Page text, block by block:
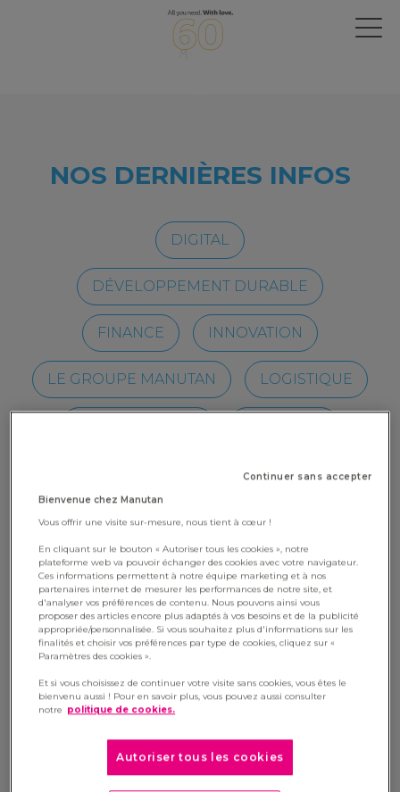
NOS DERNIÈRES INFOS
DIGITAL
DÉVELOPPEMENT DURABLE
FINANCE INNOVATION
LE GROUPE MANUTAN LOGISTIQUE
3 décembre 2018
Henri Adreit nommé Directeur de la
Transformation Digitale du groupe Manutan
Continuer sans accepter
Bienvenue chez Manutan
Vous offrir une visite sur-mesure, nous tient à cœur !
En cliquant sur le bouton « Autoriser tous les cookies », notre
plateforme web va pouvoir échanger des cookies avec votre navigateur.
Ces informations permettent à notre équipe marketing et à nos
partenaires internet de mesurer les performances de notre site, et
d'analyser vos préférences de contenu. Nous pouvons ainsi vous
proposer des articles encore plus adaptés à vos besoins et de la publicité
appropriée/personnalisée. Si vous souhaitez plus d'informations sur les
finalités et choisir vos préférences par type de cookies, cliquez sur «
Paramètres des cookies ».
Et si vous choisissez de continuer votre visite sans cookies, vous êtes le
bienvenu aussi ! Pour en savoir plus, vous pouvez aussi consulter
notre politique de cookies.
Autoriser tous les cookies